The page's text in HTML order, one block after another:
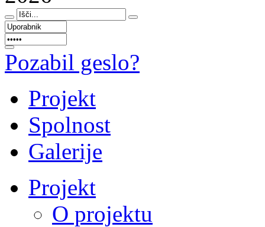
Pozabil geslo?
Projekt
Spolnost
Galerije
Projekt
O projektu